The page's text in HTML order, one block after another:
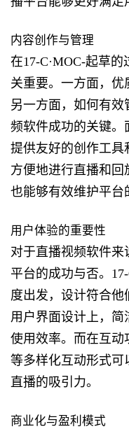
内容创作与管理
在17-C·MOC-起草
关重要。一方面，优
另一方面，如何有
频软件成功的关键。
提供友好的创作工具
方便地进行直播和回
也能够有效维护平台
用户体验的重要性
对于直播视频软件来
平台的成功与否。
度出发，设计符合
用户界面设计上，
使用效率。而在互动
等多样化互动形式可
直播的吸引力。
商业化与盈利模式